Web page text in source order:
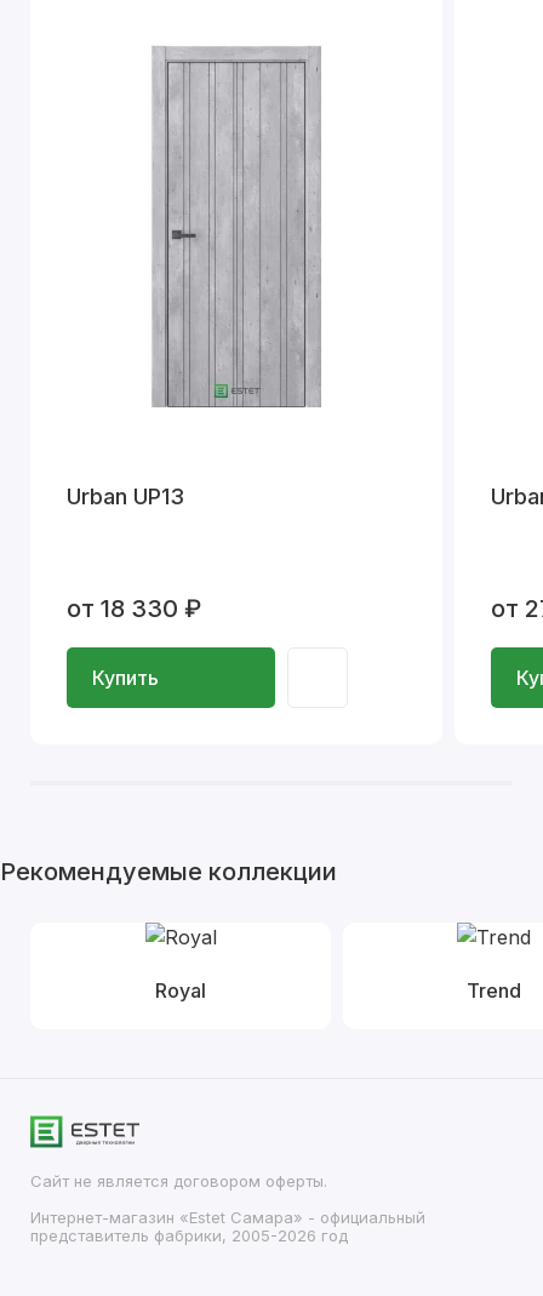
Urban UP13
от 18 330 ₽
Купить
от
Рекомендуемые коллекции
Royal Trend
Сайт не является договором оферты.
Интернет-магазин «Estet Самара» - официальный
представитель фабрики, 2005-2026 год